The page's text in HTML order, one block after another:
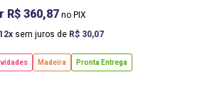
R$ 360,87
12 sem juros de R$ 30,07
Madeira Pronta Entrega